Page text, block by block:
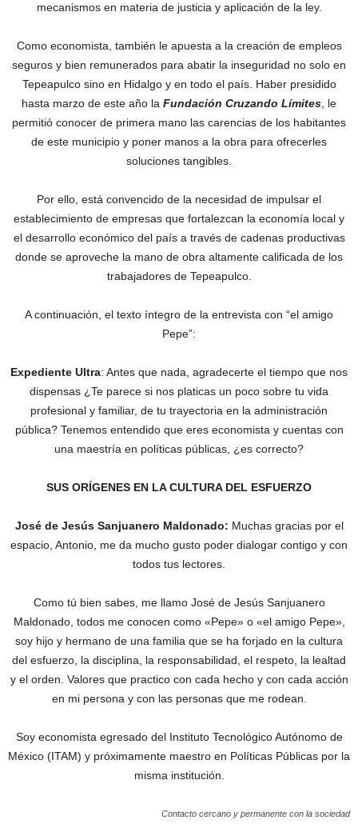
mecanismos en materia de justicia y aplicación de la ley.
Como economista, también le apuesta a la creación de empleos
seguros y bien remunerados para abatir la inseguridad no solo en
Tepeapulco sino en Hidalgo y en todo el país. Haber presidido
hasta marzo de este año la Fundación Cruzando Límites , le
permitió conocer de primera mano las carencias de los habitantes
de este municipio y poner manos a la obra para ofrecerles
soluciones tangibles.
Por ello, está convencido de la necesidad de impulsar el
establecimiento de empresas que fortalezcan la economía local y
el desarrollo económico del país a través de cadenas productivas
donde se aproveche la mano de obra altamente calificada de los
trabajadores de Tepeapulco.
A continuación, el texto íntegro de la entrevista con “el amigo
Pepe”:
Expediente Ultra: Antes que nada, agradecerte el tiempo que nos
dispensas ¿Te parece si nos platicas un poco sobre tu vida
profesional y familiar, de tu trayectoria en la administración
pública? Tenemos entendido que eres economista y cuentas con
una maestría en políticas públicas, ¿es correcto?
SUS ORÍGENES EN LA CULTURA DEL ESFUERZO
José de Jesús Sanjuanero Maldonado: Muchas gracias por el
espacio, Antonio, me da mucho gusto poder dialogar contigo y con
todos tus lectores.
Como tú bien sabes, me llamo José de Jesús Sanjuanero
Maldonado, todos me conocen como «Pepe» o «el amigo Pepe»,
soy hijo y hermano de una familia que se ha forjado en la cultura
del esfuerzo, la disciplina, la responsabilidad, el respeto, la lealtad
y el orden. Valores que practico con cada hecho y con cada acción
en mi persona y con las personas que me rodean.
Soy economista egresado del Instituto Tecnológico Autónomo de
México (ITAM) y próximamente maestro en Políticas Públicas por la
misma institución.
Contacto cercano y permanente con la sociedad